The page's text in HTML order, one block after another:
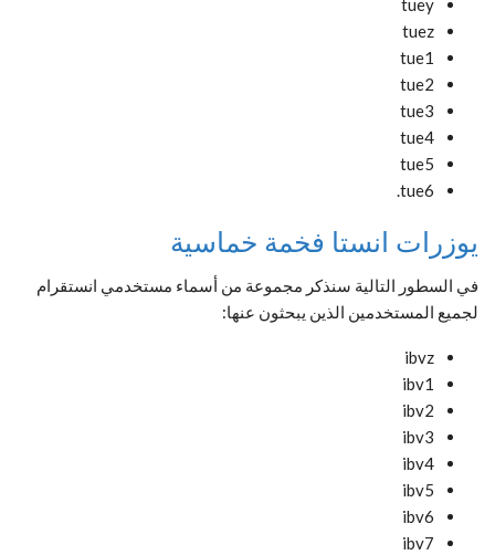
tuey
tuez
tue1
tue2
tue3
tue4
tue5
tue6.
يوزرات انستا فخمة خماسية
في السطور التالية سنذكر مجموعة من أسماء مستخدمي انستقرام
لجميع المستخدمين الذين يبحثون عنها:
ibvz
ibv1
ibv2
ibv3
ibv4
ibv5
ibv6
ibv7